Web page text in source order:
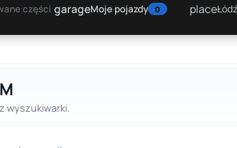
części garageMoje pojazdy 0 place
wyszukiwarki.